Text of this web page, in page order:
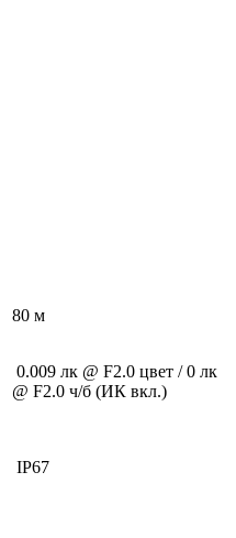
80 м
0.009 лк @ F2.0 цвет / 0 лк
@ F2.0 ч/б (ИК вкл.)
IP67